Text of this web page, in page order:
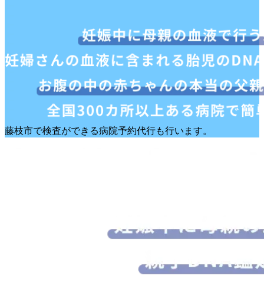
藤枝市で検査ができる病院予約代行も行います。